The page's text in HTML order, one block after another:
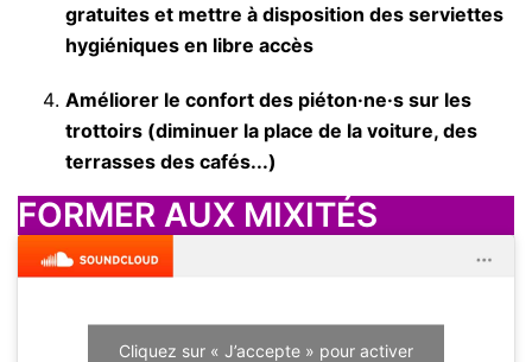
gratuites et mettre à disposition des serviettes
hygiéniques en libre accès
Améliorer le confort des piéton·ne·s sur les
trottoirs (diminuer la place de la voiture, des
terrasses des cafés...)
FORMER AUX MIXITÉS
Cliquez sur « J’accepte » pour activer